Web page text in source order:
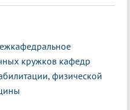
кружков кафедр
физической